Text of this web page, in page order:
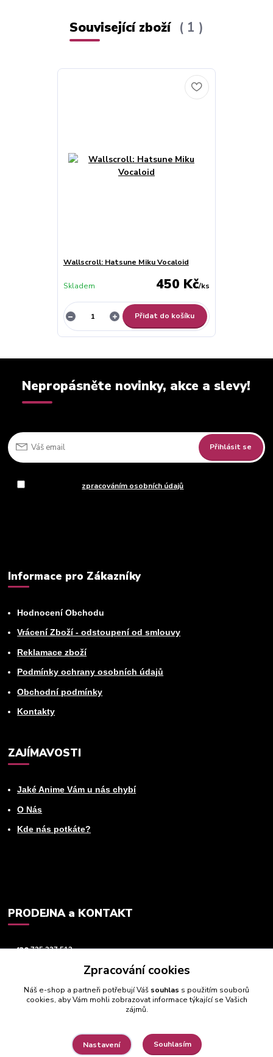
Související zboží 1
Wallscroll: Hatsune Miku Vocaloid
450 Kč/ks
Skladem
Přidat do košíku
Nepropásněte novinky, akce a slevy!
Přihlásit se
zpracováním osobních údajů
Informace pro Zákazníky
Hodnocení Obchodu
Vrácení Zboží - odstoupení od smlouvy
Reklamace zboží
Podmínky ochrany osobních údajů
Obchodní podmínky
Kontakty
ZAJÍMAVOSTI
Jaké Anime Vám u nás chybí
O Nás
Kde nás potkáte?
PRODEJNA a KONTAKT
+420725 237 512
Zpracování cookies
Náš e-shop a partneři potřebují Váš souhlas s použitím souborů
cookies, aby Vám mohli zobrazovat informace týkající se Vašich
zájmů.
Nastavení Souhlasím